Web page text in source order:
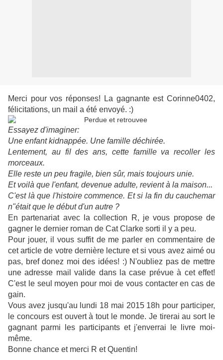
Merci pour vos réponses! La gagnante est Corinne0402,
félicitations, un mail a été envoyé. :)
Essayez d'imaginer:
Une enfant kidnappée. Une famille déchirée.
Lentement, au fil des ans, cette famille va recoller les
morceaux.
Elle reste un peu fragile, bien sûr, mais toujours unie.
Et voilà que l'enfant, devenue adulte, revient à la maison...
C'est là que l'histoire commence. Et si la fin du cauchemar
n"était que le début d'un autre ?
En partenariat avec la collection R, je vous propose de
gagner le dernier roman de Cat Clarke sorti il y a peu.
Pour jouer, il vous suffit de me parler en commentaire de
cet article de votre dernière lecture et si vous avez aimé ou
pas, bref donez moi des idées! :) N'oubliez pas de mettre
une adresse mail valide dans la case prévue à cet effet!
C'est le seul moyen pour moi de vous contacter en cas de
gain.
Vous avez jusqu'au lundi 18 mai 2015 18h pour participer,
le concours est ouvert à tout le monde. Je tirerai au sort le
gagnant parmi les participants et j'enverrai le livre moi-
même.
Bonne chance et merci R et Quentin!